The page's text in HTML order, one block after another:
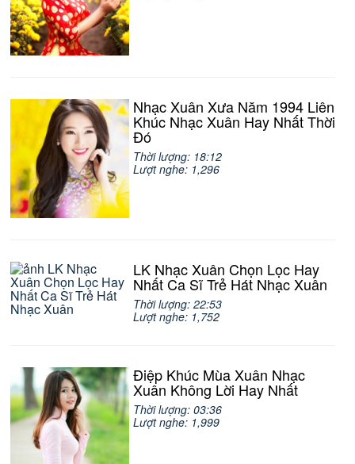
Nhạc Xuân Xưa Năm 1994 Liên
Khúc Nhạc Xuân Hay Nhất Thời
Đó
Thời lượng: 18:12
Lượt nghe: 1,296
LK Nhạc Xuân Chọn Lọc Hay
Nhất Ca Sĩ Trẻ Hát Nhạc Xuân
Thời lượng: 22:53
Lượt nghe: 1,752
Điệp Khúc Mùa Xuân Nhạc
Xuân Không Lời Hay Nhất
Thời lượng: 03:36
Lượt nghe: 1,999